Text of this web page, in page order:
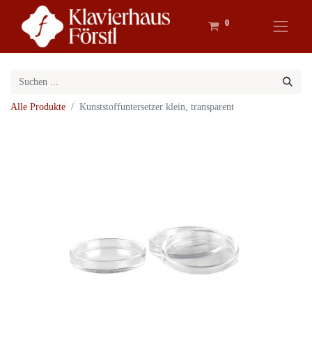
0
Alle Produkte Kunststoffuntersetzer klein, transparent